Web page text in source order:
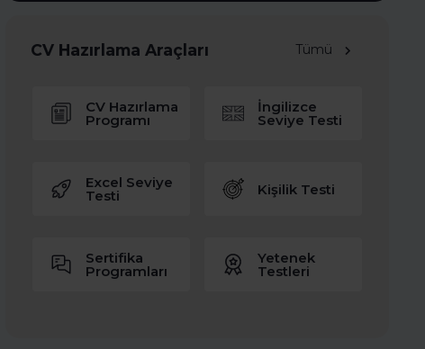
CV Hazırlama Araçları Tümü
CV Hazırlama
Programı
İngilizce
Seviye Testi
Excel Seviye
Testi Kişilik Testi
Sertifika
Programları
Yetenek
Testleri